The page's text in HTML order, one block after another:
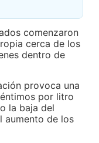
comenzaron
cerca de los
dentro de
provoca una
por litro
la baja del
aumento de los